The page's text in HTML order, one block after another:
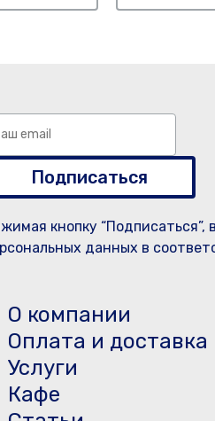
Подписаться
кнопку “Подписаться”,
данных в
О компании
Оплата и доставка
Услуги
Кафе